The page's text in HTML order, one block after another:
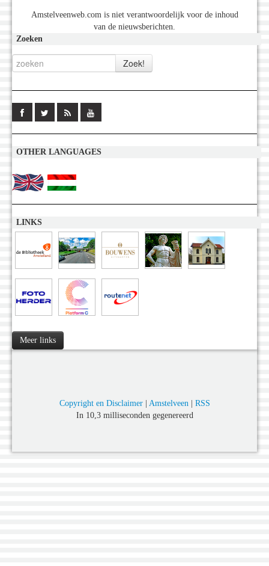
Amstelveenweb.com is niet verantwoordelijk voor de inhoud
van de nieuwsberichten.
Zoeken
OTHER LANGUAGES
LINKS
Meer links
Copyright en Disclaimer| Amstelveen | RSS
In 10,3 milliseconden gegenereerd